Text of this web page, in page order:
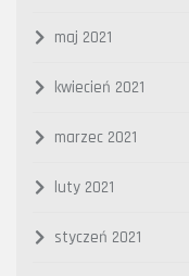
maj 2021
kwiecień 2021
marzec 2021
luty 2021
styczeń 2021